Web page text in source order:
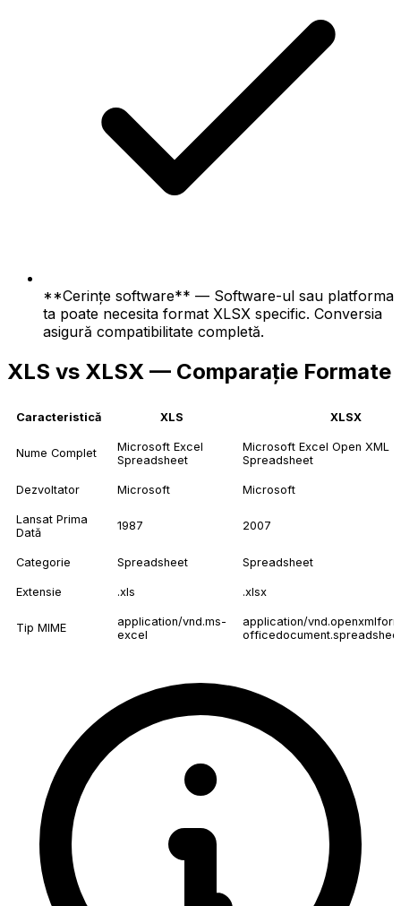
**Cerințe software** — Software-ul sau platforma
ta poate necesita format XLSX specific. Conversia
asigură compatibilitate completă.
XLS vs XLSX — Comparație Formate
Caracteristică XLS XLSX
Nume Complet
Microsoft Excel
Spreadsheet
Microsoft Excel Open XML
Spreadsheet
Dezvoltator Microsoft Microsoft
Lansat Prima
Dată
1987 2007
Categorie Spreadsheet Spreadsheet
Extensie .xls .xlsx
Tip MIME
application/vnd.ms-
excel
application/